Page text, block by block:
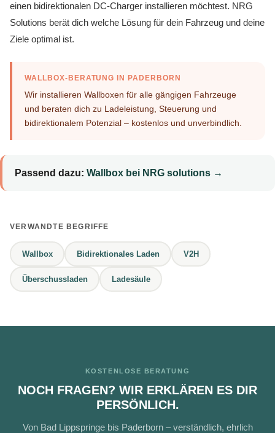
einen bidirektionalen DC-Charger installieren möchtest. NRG
Solutions berät dich welche Lösung für dein Fahrzeug und deine
Ziele optimal ist.
WALLBOX-BERATUNG IN PADERBORN
Wir installieren Wallboxen für alle gängigen Fahrzeuge
und beraten dich zu Ladeleistung, Steuerung und
bidirektionalem Potenzial – kostenlos und unverbindlich.
Passend dazu: Wallbox bei NRG solutions →
VERWANDTE BEGRIFFE
Wallbox Bidirektionales Laden V2H
Überschussladen Ladesäule
KOSTENLOSE BERATUNG
NOCH FRAGEN? WIR ERKLÄREN ES DIR
PERSÖNLICH.
Von Bad Lippspringe bis Paderborn – verständlich, ehrlich